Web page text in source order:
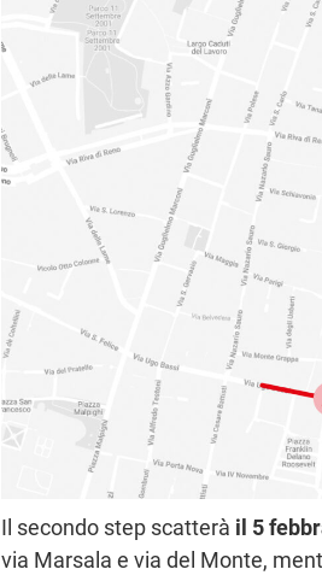
Il secondo step scatterà il 5
via Marsala e via del Monte,